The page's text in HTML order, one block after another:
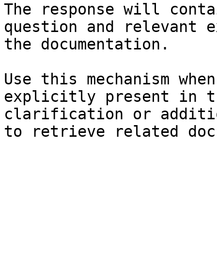
The response will
question and relevant
the documentation.
Use this mechanism
explicitly present in
clarification or